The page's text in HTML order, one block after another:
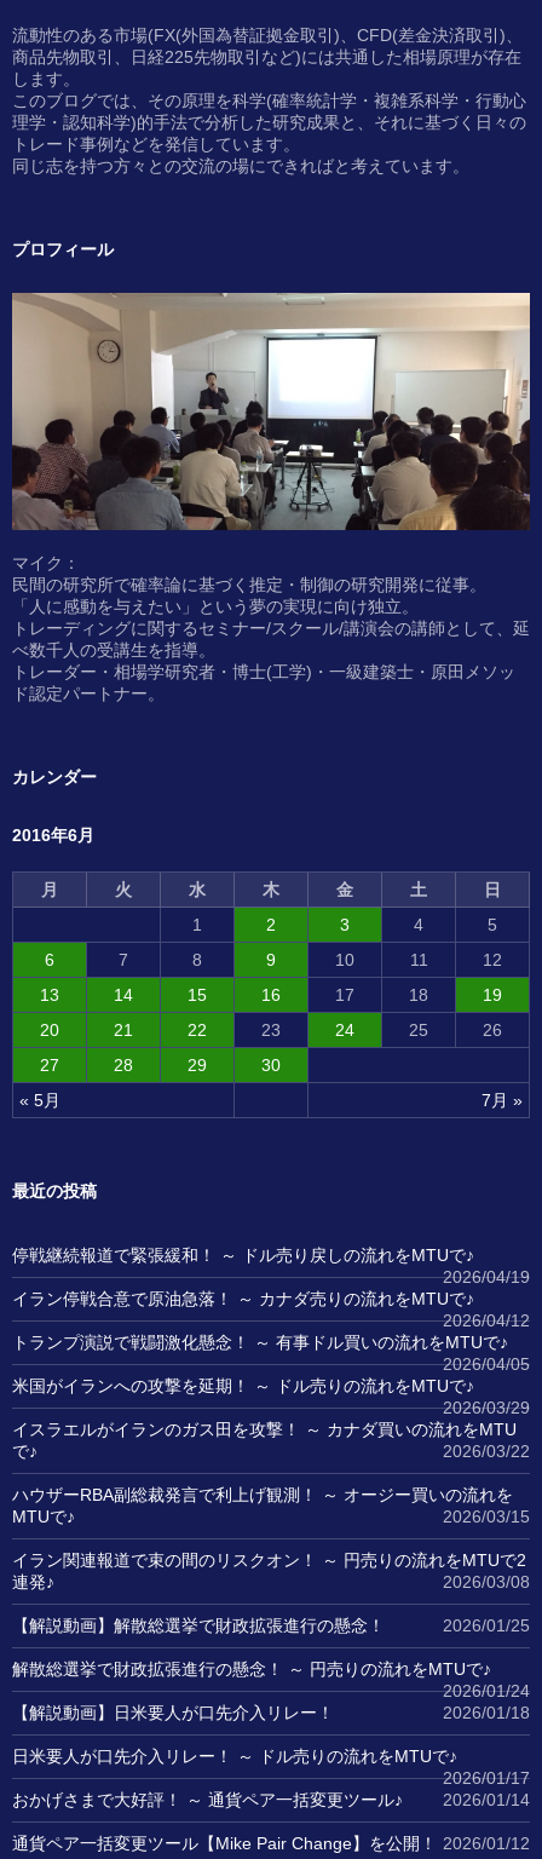
流動性のある市場(FX(外国為替証拠金取引)、CFD(差金決済取引)、
商品先物取引、日経225先物取引など)には共通した相場原理が存在
します。
このブログでは、その原理を科学(確率統計学・複雑系科学・行動心
理学・認知科学)的手法で分析した研究成果と、それに基づく日々の
トレード事例などを発信しています。
同じ志を持つ方々との交流の場にできればと考えています。
プロフィール
マイク：
民間の研究所で確率論に基づく推定・制御の研究開発に従事。
「人に感動を与えたい」という夢の実現に向け独立。
トレーディングに関するセミナー/スクール/講演会の講師として、延
べ数千人の受講生を指導。
トレーダー・相場学研究者・博士(工学)・一級建築士・原田メソッ
ド認定パートナー。
カレンダー
2016年6月
月 火 水 木 金 土 日
« 5月 7月 »
1 2 3 4
5
6
7 8 9 10 11
12
13
14 15 16 17 18
19
20
21 22 23 24 25
26
27
28 29 30
最近の投稿
停戦継続報道で緊張緩和！ ～ ドル売り戻しの流れをMTUで♪
2026/04/19
イラン停戦合意で原油急落！ ～ カナダ売りの流れをMTUで♪
2026/04/12
トランプ演説で戦闘激化懸念！ ～ 有事ドル買いの流れをMTUで♪
2026/04/05
米国がイランへの攻撃を延期！ ～ ドル売りの流れをMTUで♪
2026/03/29
イスラエルがイランのガス田を攻撃！ ～ カナダ買いの流れをMTU
で♪
2026/03/22
ハウザーRBA副総裁発言で利上げ観測！ ～ オージー買いの流れを
MTUで♪
2026/03/15
イラン関連報道で束の間のリスクオン！ ～ 円売りの流れをMTUで2
連発♪
2026/03/08
【解説動画】解散総選挙で財政拡張進行の懸念！ 2026/01/25
解散総選挙で財政拡張進行の懸念！ ～ 円売りの流れをMTUで♪
2026/01/24
【解説動画】日米要人が口先介入リレー！
2026/01/18
日米要人が口先介入リレー！ ～ ドル売りの流れをMTUで♪
2026/01/17
おかげさまで大好評！ ～ 通貨ペア一括変更ツール♪
2026/01/14
通貨ペア一括変更ツール【Mike Pair Change】を公開！ 2026/01/12